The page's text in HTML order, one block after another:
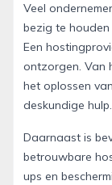
Veel
bezig te
Een
ontzorgen. Van
het oplossen
deskundige hulp.
Daarnaast is
betrouwbare
ups en